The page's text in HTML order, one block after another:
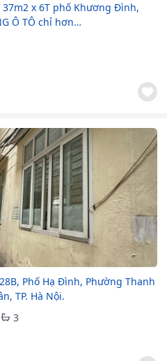
x 6T phố Khương Đình,
Ô TÔ chỉ hơn…
Phố Hạ Đình, Phường Thanh
TP. Hà Nội.
3